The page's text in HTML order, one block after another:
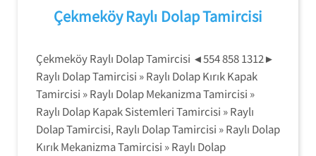
Çekmeköy Raylı Dolap Tamircisi
Çekmeköy Raylı Dolap Tamircisi ◄554 858 1312►
Raylı Dolap Tamircisi » Raylı Dolap Kırık Kapak
Tamircisi » Raylı Dolap Mekanizma Tamircisi »
Raylı Dolap Kapak Sistemleri Tamircisi » Raylı
Dolap Tamircisi, Raylı Dolap Tamircisi » Raylı Dolap
Kırık Mekanizma Tamircisi » Raylı Dolap